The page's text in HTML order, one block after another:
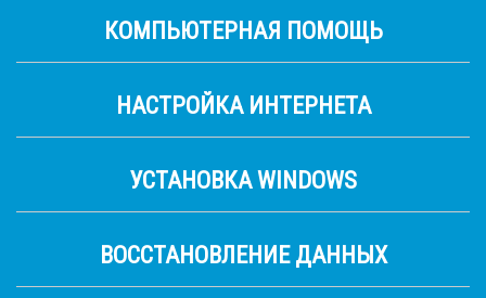
КОМПЬЮТЕРНАЯ ПОМОЩЬ
НАСТРОЙКА ИНТЕРНЕТА
УСТАНОВКА WINDOWS
ВОССТАНОВЛЕНИЕ ДАННЫХ